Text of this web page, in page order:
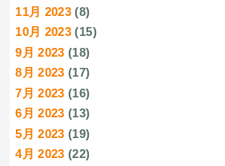
11月 2023 (8)
10月 2023 (15)
9月 2023 (18)
8月 2023 (17)
7月 2023 (16)
6月 2023 (13)
5月 2023 (19)
4月 2023 (22)